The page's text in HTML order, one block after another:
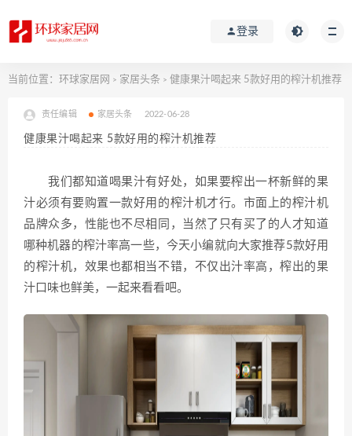
登录
当前位置： 环球家居网 > 家居头条 > 健康果汁喝起来 5款好用的榨汁机推荐
责任编辑 家居头条 2022-06-28
健康果汁喝起来 5款好用的榨汁机推荐
我们都知道喝果汁有好处，如果要榨出一杯新鲜的果
汁必须有要购置一款好用的榨汁机才行。市面上的榨汁机
品牌众多，性能也不尽相同，当然了只有买了的人才知道
哪种机器的榨汁率高一些，今天小编就向大家推荐5款好用
的榨汁机，效果也都相当不错，不仅出汁率高，榨出的果
汁口味也鲜美，一起来看看吧。